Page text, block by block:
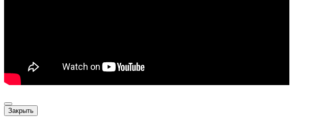
Закрыть